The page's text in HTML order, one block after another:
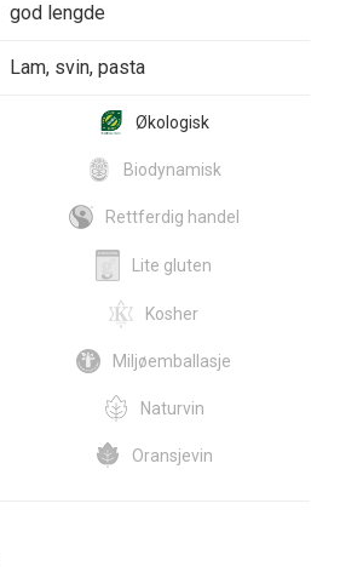
god lengde
Lam, svin, pasta
Økologisk
Biodynamisk
Rettferdig handel
Lite gluten
Kosher
Miljøemballasje
Naturvin
Oransjevin